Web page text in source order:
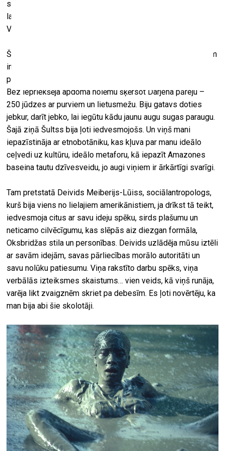
sniegs tādu pieredzi, kas, ja tev izdosies no turienes tikt
laukā dzīvam, padarīs tevi par gudrāku un zinošāku cilvēks.
Viņš visu padarīja iespējamu.
Šultsa iedvesmots, es vienmēr biju gatavs piekrist jebkuram
interesantam piedzīvojumam vai iespējai. Vēl būdams
pavisam jauns, es mēdzu darīt visādas neprātīgas lietas.
Bez iepriekšēja apdoma nolēmu šķērsot Darjena pāreju –
250 jūdzes ar purviem un lietusmežu. Biju gatavs doties
jebkur, darīt jebko, lai iegūtu kādu jaunu augu sugas paraugu.
Šajā ziņā Šultss bija ļoti iedvesmojošs. Un viņš mani
iepazīstināja ar etnobotāniku, kas kļuva par manu ideālo
ceļvedi uz kultūru, ideālo metaforu, kā iepazīt Amazones
baseina tautu dzīvesveidu, jo augi viņiem ir ārkārtīgi svarīgi.
Tam pretstatā Deivids Meiberijs-Lūiss, sociālantropologs,
kurš bija viens no lielajiem amerikānistiem, ja drīkst tā teikt,
iedvesmoja citus ar savu ideju spēku, sirds plašumu un
neticamo cilvēcīgumu, kas slēpās aiz diezgan formāla,
Oksbridžas stila un personības. Deivids uzlādēja mūsu iztēli
ar savām idejām, savas pārliecības morālo autoritāti un
savu nolūku patiesumu. Viņa rakstīto darbu spēks, viņa
verbālās izteiksmes skaistums… vien veids, kā viņš runāja,
varēja likt zvaigznēm skriet pa debesīm. Es ļoti novērtēju, ka
man bija abi šie skolotāji.